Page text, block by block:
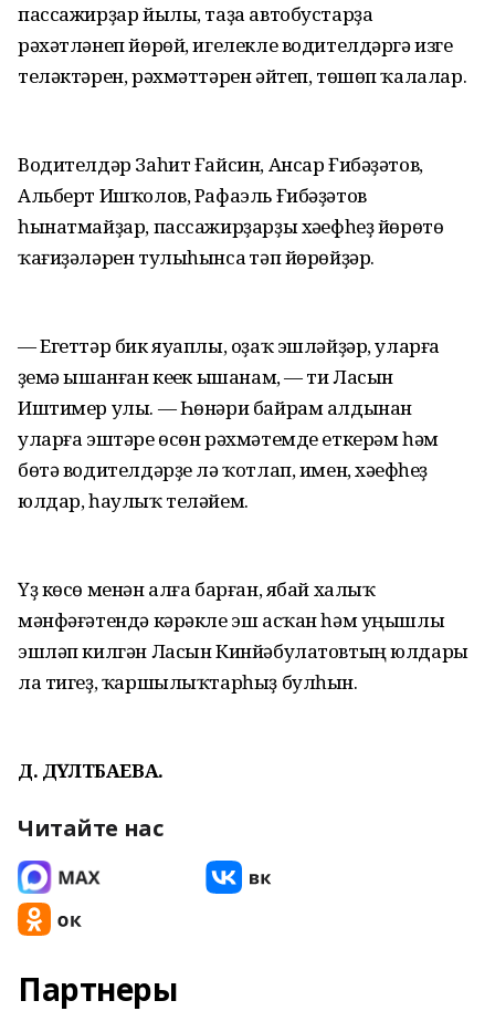
пассажирҙар йылы, таҙа автобустарҙа
рәхәтләнеп йөрөй, игелекле водителдәргә изге
теләктәрен, рәхмәттәрен әйтеп, төшөп ҡалалар.
Водителдәр Заһит Ғайсин, Ансар Ғибәҙәтов,
Альберт Ишҡолов, Рафаэль Ғибәҙәтов
һынатмайҙар, пассажирҙарҙы хәүефһеҙ йөрөтөү
ҡағиҙәләрен тулыһынса үтәп йөрөйҙәр.
— Егеттәр бик яуаплы, оҙаҡ эшләйҙәр, уларға
үҙемә ышанған кеүек ышанам, — ти Ласын
Иштимер улы. — Һөнәри байрам алдынан
уларға эштәре өсөн рәхмәтемде еткерәм һәм
бөтә водителдәрҙе лә ҡотлап, имен, хәүефһеҙ
юлдар, һаулыҡ теләйем.
Үҙ көсө менән алға барған, ябай халыҡ
мәнфәғәтендә кәрәкле эш асҡан һәм уңышлы
эшләп килгән Ласын Кинйәбулатовтың юлдары
ла тигеҙ, ҡаршылыҡтарһыҙ булһын.
Д. ДӘҮЛӘТБАЕВА.
Читайте нас
Партнеры